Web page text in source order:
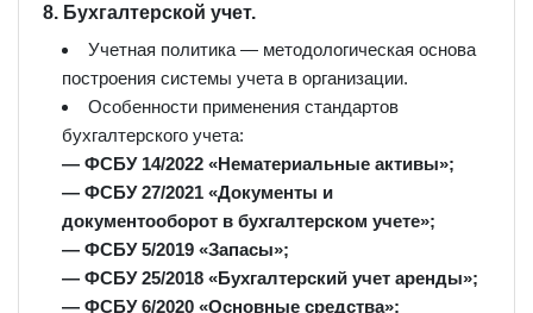
8. Бухгалтерской учет.
Учетная политика — методологическая основа
построения системы учета в организации.
Особенности применения стандартов
бухгалтерского учета:
— ФСБУ 14/2022 «Нематериальные активы»;
— ФСБУ 27/2021 «Документы и
документооборот в бухгалтерском учете»;
— ФСБУ 5/2019 «Запасы»;
— ФСБУ 25/2018 «Бухгалтерский учет аренды»;
— ФСБУ 6/2020 «Основные средства»;